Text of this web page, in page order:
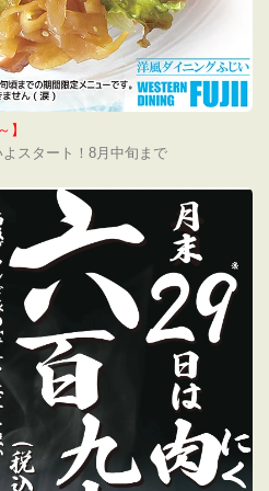
】
スタート！8月中旬まで